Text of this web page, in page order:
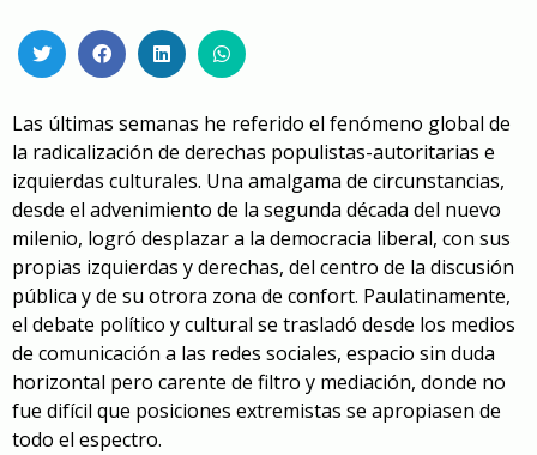
Las últimas semanas he referido el fenómeno global de
la radicalización de derechas populistas-autoritarias e
izquierdas culturales. Una amalgama de circunstancias,
desde el advenimiento de la segunda década del nuevo
milenio, logró desplazar a la democracia liberal, con sus
propias izquierdas y derechas, del centro de la discusión
pública y de su otrora zona de confort. Paulatinamente,
el debate político y cultural se trasladó desde los medios
de comunicación a las redes sociales, espacio sin duda
horizontal pero carente de filtro y mediación, donde no
fue difícil que posiciones extremistas se apropiasen de
todo el espectro.